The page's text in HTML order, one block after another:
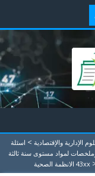
الإدارية والإقتصادية > اسئلة
لمواد مستوى سنة ثالثة